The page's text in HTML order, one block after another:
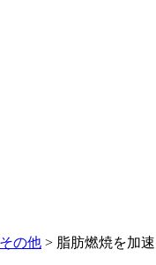
その他 > 脂肪燃焼を加